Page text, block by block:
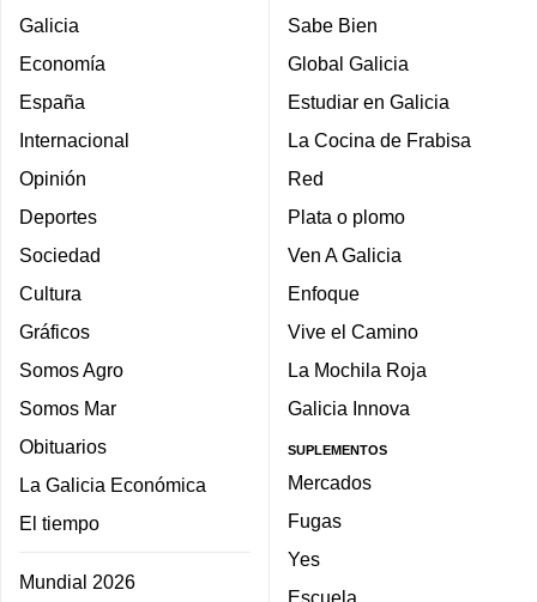
Galicia
Economía
España
Internacional
Opinión
Deportes
Sociedad
Cultura
Gráficos
Somos Agro
Somos Mar
Obituarios
La Galicia Económica
El tiempo
Mundial 2026
Sabe Bien
Global Galicia
Estudiar en Galicia
La Cocina de Frabisa
Red
Plata o plomo
Ven A Galicia
Enfoque
Vive el Camino
La Mochila Roja
Galicia Innova
SUPLEMENTOS
Mercados
Fugas
Yes
Escuela